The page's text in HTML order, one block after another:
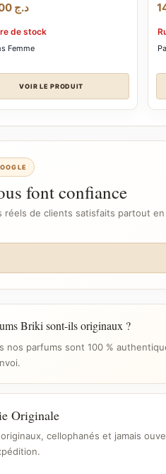
د.ج
de stock
Femme
VOIR LE PRODUIT
font confiance
réels de clients satisfaits partout
Briki sont-ils originaux ?
nos parfums sont 100 %
Originale
originaux, cellophanés et jamais